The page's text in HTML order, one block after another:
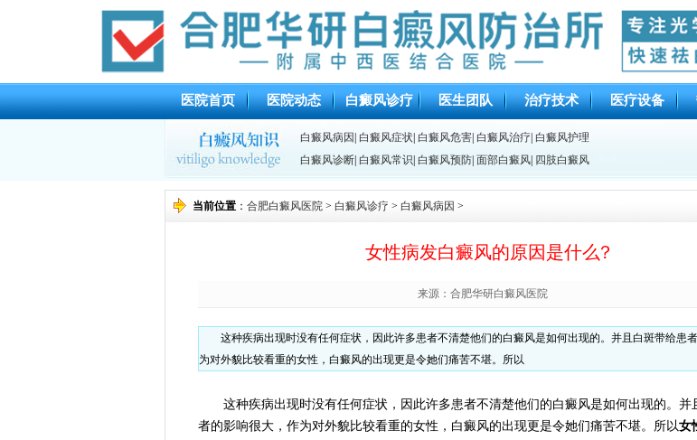
医院首页 医院动态 白癜风诊疗 医生团队 治疗技术 医疗设备
白癜风病因 白癜风症状 白癜风危害 白癜风治疗 白癜风护理
白癜风诊断 白癜风常识 白癜风预防 面部白癜风 四肢白癜风
当前位置 ： 合肥白癜风医院 > 白癜风诊疗 > 白癜风病因 >
女性病发白癜风的原因是什么?
来源：合肥华研白癜风医院
这种疾病出现时没有任何症状，因此许多患者不清楚他们的白癜风是如何出现的。并且白斑带给患
为对外貌比较看重的女性，白癜风的出现更是令她们痛苦不堪。所以
这种疾病出现时没有任何症状，因此许多患者不清楚他们的白癜风是如何出现的。并
者的影响很大，作为对外貌比较看重的女性，白癜风的出现更是令她们痛苦不堪。所以女